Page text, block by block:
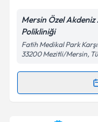
Kişisel
kapsamda
Mersin Özel Akdeniz
Polikliniği
Fatih Medikal Park
33200 Mezitli/Mersin,
Randevu